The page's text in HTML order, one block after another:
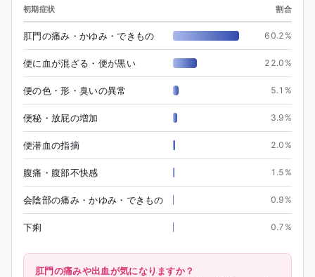
初期症状 割合
肛門の痛み・かゆみ・できもの 60.2 %
便に血が混ざる・便が黒い 22.0 %
便の色・形・臭いの異常 5.1 %
便秘・放屁の増加 3.9 %
便潜血の指摘 2.0 %
腹痛・腹部不快感 1.5 %
会陰部の痛み・かゆみ・できもの 0.9 %
下痢 0.7 %
肛門の痛みや出血が気になりますか？